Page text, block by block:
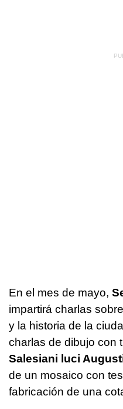
En el mes de mayo,
impartirá charlas
y la historia de la
charlas de dibujo con
Salesiani luci
de un mosaico con
fabricación de una